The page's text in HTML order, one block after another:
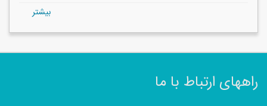
بيشتر
راههای ارتباط با ما